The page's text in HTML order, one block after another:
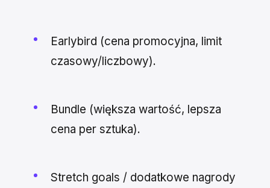
Earlybird (cena promocyjna, limit
czasowy/liczbowy).
Bundle (większa wartość, lepsza
cena per sztuka).
Stretch goals / dodatkowe nagrody